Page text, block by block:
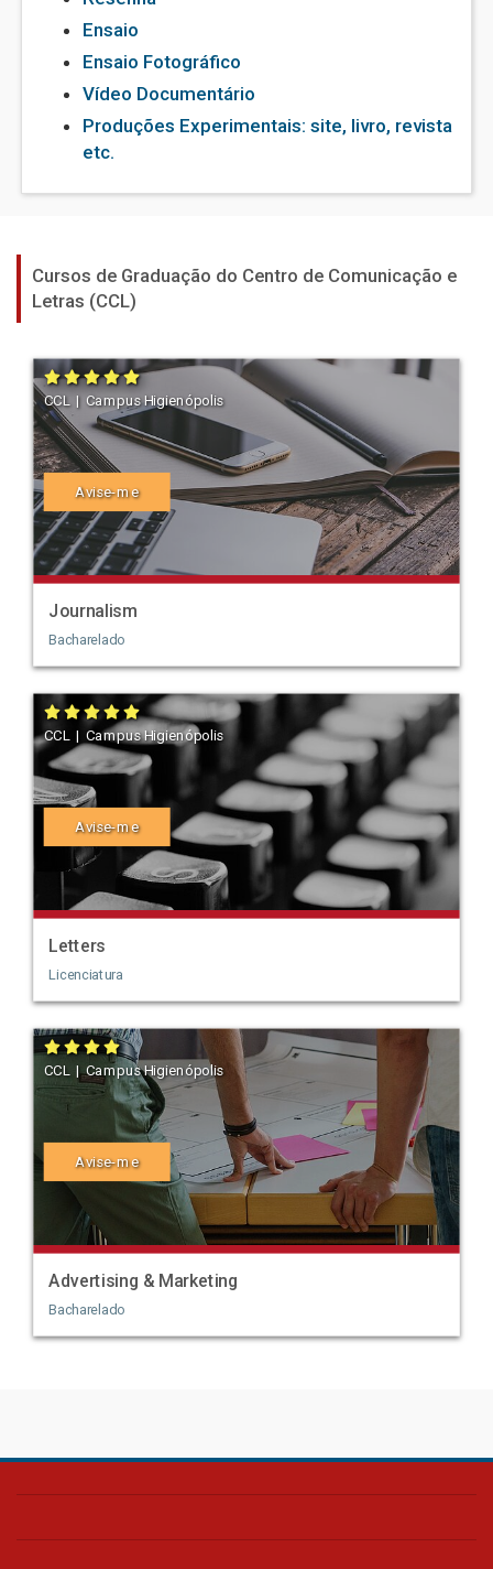
Ensaio
Ensaio Fotográfico
Vídeo Documentário
Produções Experimentais: site, livro, revista
etc.
Cursos de Graduação do Centro de Comunicação e
Letras (CCL)
CCL | Campus Higienópolis
Avise-me
Journalism
Bacharelado
CCL | Campus Higienópolis
Avise-me
Letters
Licenciatura
CCL | Campus Higienópolis
Avise-me
Advertising & Marketing
Bacharelado